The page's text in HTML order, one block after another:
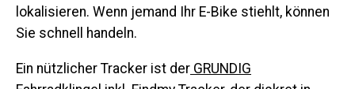
lokalisieren. Wenn jemand Ihr E-Bike stiehlt, können
Sie schnell handeln.
Ein nützlicher Tracker ist der GRUNDIG